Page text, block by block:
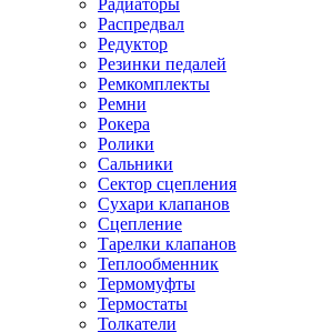
Радиаторы
Распредвал
Редуктор
Резинки педалей
Ремкомплекты
Ремни
Рокера
Ролики
Сальники
Сектор сцепления
Сухари клапанов
Сцепление
Тарелки клапанов
Теплообменник
Термомуфты
Термостаты
Толкатели